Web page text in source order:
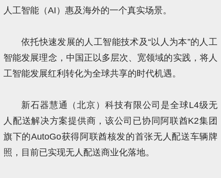
人工智能（AI）惠及海外的一个真实场景。
依托快速发展的人工智能技术及“以人为本”的人工
智能发展理念，中国正以多层次、宽领域的实践，将人
工智能发展红利转化为全球共享的时代机遇。
新石器慧通（北京）科技有限公司是全球L4级无
人配送解决方案提供商，该公司已协同阿联酋K2集团
旗下的AutoGo获得阿联酋核发的首张无人配送车辆牌
照，目前已实现无人配送商业化落地。